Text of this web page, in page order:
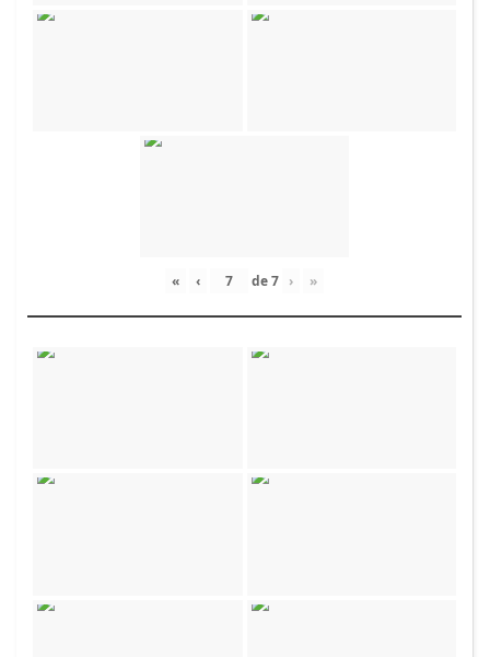
« ‹ de7 › »